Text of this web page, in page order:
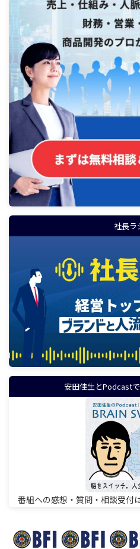
社長ラ
安田佳生とPodcast
番組への感想・質問・相談受付